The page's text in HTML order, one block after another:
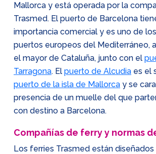
Mallorca y está operada por la
Trasmed. El puerto de Barcelona
importancia comercial y es uno de
puertos europeos del Mediterráneo,
el mayor de Cataluña, junto con el
Tarragona. El puerto de Alcudia es el
puerto de la isla de Mallorca y se
presencia de un muelle del que
con destino a Barcelona.
Compañías de ferry y normas
Los ferries Trasmed están diseñados